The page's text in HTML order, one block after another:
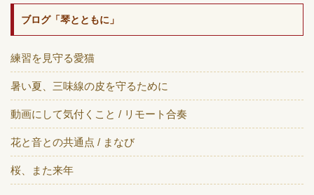
ブログ「琴とともに」
練習を見守る愛猫
暑い夏、三味線の皮を守るために
動画にして気付くこと / リモート合奏
花と音との共通点 / まなび
桜、また来年